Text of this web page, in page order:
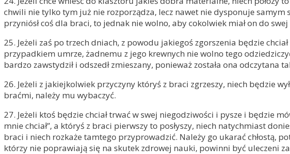
chwili nie tylko tym już nie rozporządza, lecz nawet nie dysponuje
przyniósł coś dla braci, to jednak nie wolno, aby cokolwiek miał on do
25. Jeżeli zaś po trzech dniach, z powodu jakiegoś zgorszenia będzie
przypadkiem umrze, żadnemu z jego krewnych nie wolno tego
bardzo zawstydził i odszedł zmieszany, ponieważ została ona
26. Jeżeli z jakiejkolwiek przyczyny któryś z braci zgrzeszy, niech będzie
braćmi, należy mu wybaczyć.
27. Jeżeli ktoś będzie chciał trwać w swej niegodziwości i pysze i będzie
mnie chciał”, a któryś z braci pierwszy to posłyszy, niech natychmiast
braci i niech rozkaże tamtego przyprowadzić. Należy go ukarać chłostą,
którzy nie poprawiają się na skutek zdrowej nauki, powinni być uleczeni za